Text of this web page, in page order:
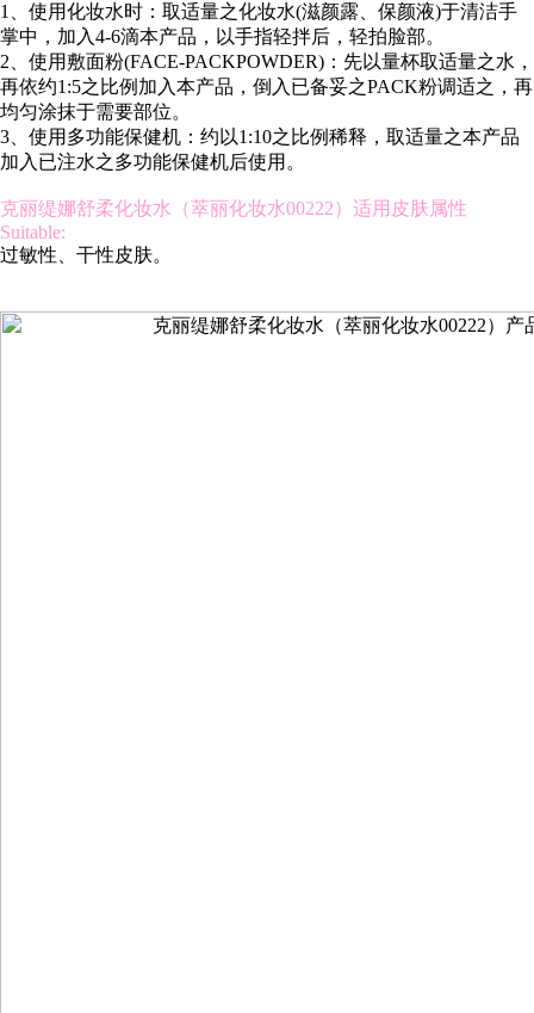
1、使用化妆水时：取适量之化妆水(滋颜露、保颜液)于清洁手
掌中，加入4-6滴本产品，以手指轻拌后，轻拍脸部。
2、使用敷面粉(FACE-PACKPOWDER)：先以量杯取适量之水，
再依约1:5之比例加入本产品，倒入已备妥之PACK粉调适之，再
均匀涂抹于需要部位。
3、使用多功能保健机：约以1:10之比例稀释，取适量之本产品
加入已注水之多功能保健机后使用。
克丽缇娜舒柔化妆水（萃丽化妆水00222）适用皮肤属性
Suitable:
过敏性、干性皮肤。